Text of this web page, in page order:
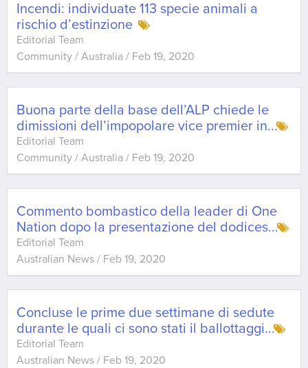
Incendi: individuate 113 specie animali a
rischio d’estinzione
Editorial Team
Community / Australia / Feb 19, 2020
Buona parte della base dell’ALP chiede le
dimissioni dell’impopolare vice premier in...
Editorial Team
Community / Australia / Feb 19, 2020
Commento bombastico della leader di One
Nation dopo la presentazione del dodices...
Editorial Team
Australian News / Feb 19, 2020
Concluse le prime due settimane di sedute
durante le quali ci sono stati il ballottaggi...
Editorial Team
Australian News / Feb 19, 2020